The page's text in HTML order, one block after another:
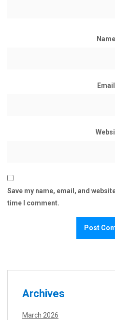
Name
Email
Save my name, email, and
time I comment.
Archives
March 2026